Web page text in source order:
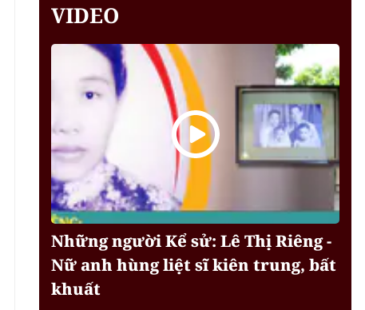
VIDEO
Những người Kể sử: Lê Thị Riêng -
Nữ anh hùng liệt sĩ kiên trung, bất
khuất